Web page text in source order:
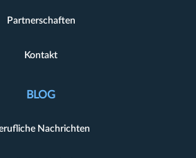
Partnerschaften
Kontakt
BLOG
Nachrichten